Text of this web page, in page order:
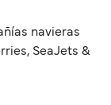
navieras
SeaJets &